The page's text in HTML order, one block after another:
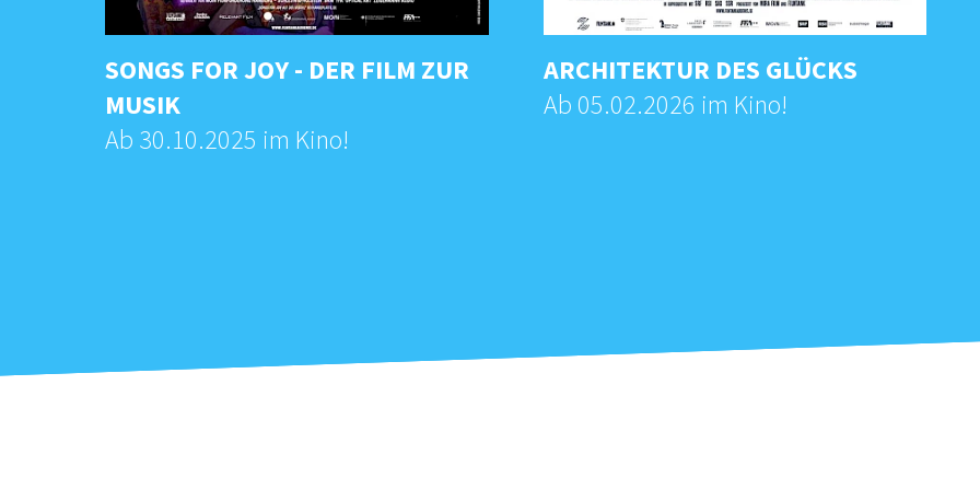
SONGS FOR JOY - DER FILM ZUR
MUSIK
Ab 30.10.2025 im Kino!
ARCHITEKTUR DES GLÜCKS
Ab 05.02.2026 im Kino!